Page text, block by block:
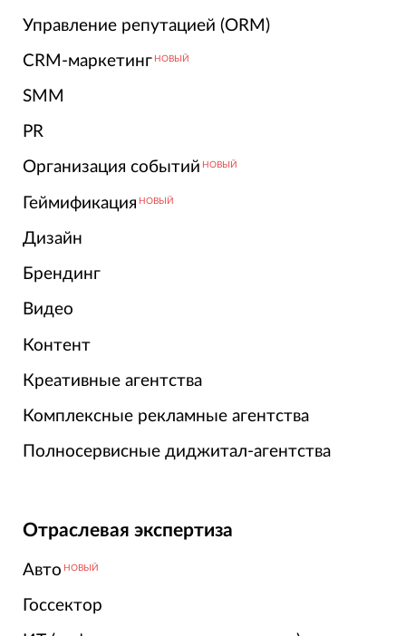
Управление репутацией (ORM)
CRM-маркетинг НОВЫЙ
SMM
PR
Организация событий НОВЫЙ
Геймификация НОВЫЙ
Дизайн
Брендинг
Видео
Контент
Креативные агентства
Комплексные рекламные агентства
Полносервисные диджитал-агентства
Отраслевая экспертиза
Авто НОВЫЙ
Госсектор